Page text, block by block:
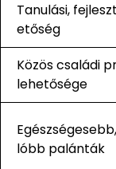
Tanulási,
etőség
Közös családi
lehetősége
lóbb palánták